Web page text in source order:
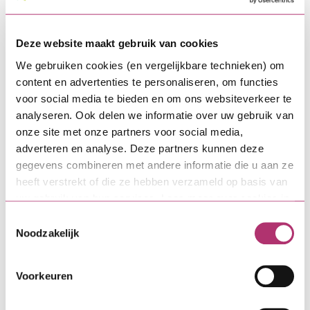
Deze website maakt gebruik van cookies
We gebruiken cookies (en vergelijkbare technieken) om
content en advertenties te personaliseren, om functies
voor social media te bieden en om ons websiteverkeer te
analyseren. Ook delen we informatie over uw gebruik van
onze site met onze partners voor social media,
adverteren en analyse. Deze partners kunnen deze
gegevens combineren met andere informatie die u aan ze
heeft verstrekt of die ze hebben verzameld op basis van
uw gebruik van hun services. Lees meer over cookies in
Noodzakelijk
Voorkeuren
"We verzorgen de 500
zonnepanelen voor twee
bedrijven, in ruil voor
gebruik van het dak."
Cor van der Blom
Onze impact
Maatwerkoplossing voor transformatie en
herontwikkeling.
Wilt u een gebouw aanpassen of de functie ervan
veranderen? Soms ontbreekt het aan
Bijvoorbeeld omdat geldverstrekkers voorwaarden
stellen waaraan u moeilijk kunt voldoen. Wij helpen
u, samen met de overheid, graag met het realiseren